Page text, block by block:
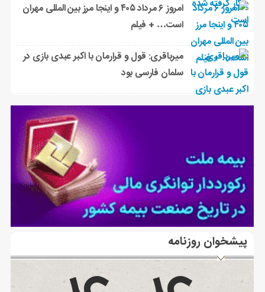
امروز ۶ مرداد ۴۰۵ و اینجا مرز بین المللی مهران
است… + فیلم
میرباقری: قول و قرارمان با اکبر عبدی بازی در
سلمان فارسی بود
پیشخوان روزنامه